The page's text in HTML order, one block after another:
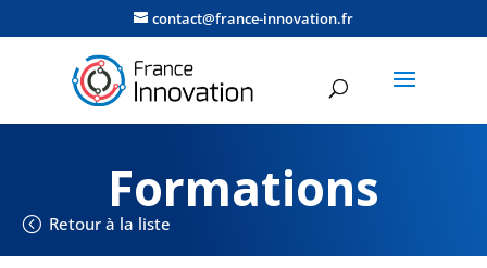
contact@france-innovation.fr
Formations
Retour à la liste